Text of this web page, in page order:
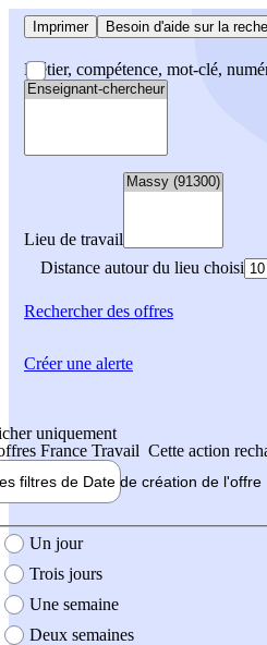
Imprimer Besoin d'aide sur la
Métier, compétence, mot-clé,
Lieu de travail
Distance autour du lieu choisi
Rechercherdes offres
uniquement
France Travail Cette action
filtres de Date de création de l'offre
création de l'offre
Un jour
Trois jours
Une semaine
Deux semaines
Créer une alerte